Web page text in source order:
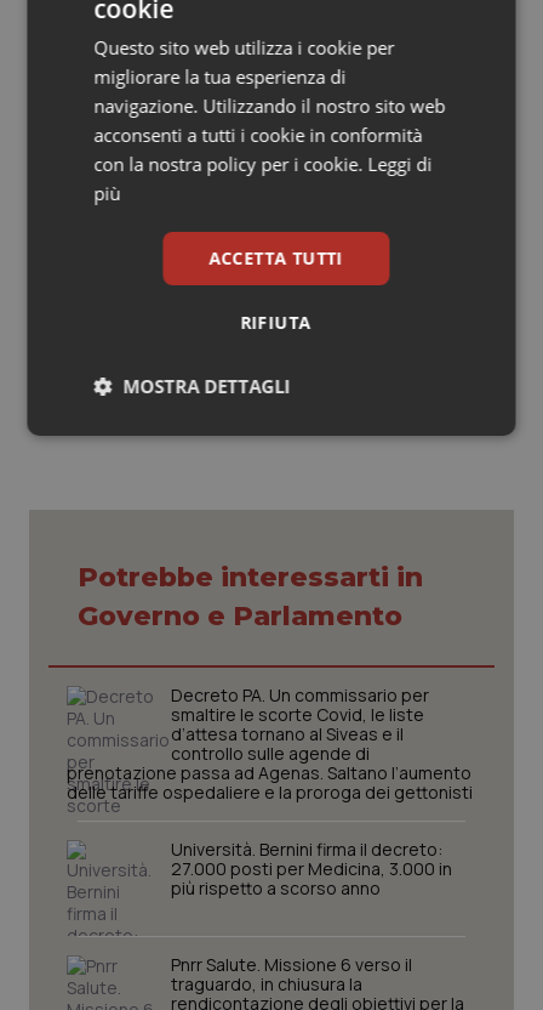
Disabilità
Sulla disabilità il governo non ha pensato ad un’azione
specifica “ma vogliamo dare una dimensione organica
agli interventi che si fanno in questi contesti”. Perché
realizzare “un piano di azione senza una
strumentazione in grado di rendere coerenti le azioni,
significa svuotare di significato, rendere sterile la
© Riproduzione riservata
Potrebbe interessarti in
Governo e Parlamento
Decreto PA. Un commissario per
smaltire le scorte Covid, le liste
d’attesa tornano al Siveas e il
controllo sulle agende di
prenotazione passa ad Agenas. Saltano l’aumento
delle tariffe ospedaliere e la proroga dei gettonisti
Università. Bernini firma il decreto:
27.000 posti per Medicina, 3.000 in
più rispetto a scorso anno
Pnrr Salute. Missione 6 verso il
traguardo, in chiusura la
rendicontazione degli obiettivi per la
cookie
Questo sito web utilizza i cookie per
migliorare la tua esperienza di
navigazione. Utilizzando il nostro sito web
acconsenti a tutti i cookie in conformità
con la nostra policy per i cookie. Leggi di
più
ACCETTA TUTTI
RIFIUTA
MOSTRA DETTAGLI
Necessari Statistici Marketing
Necessari Statistici Marketing
sito web abilitandone funzionalità di base quali la
navigazione sulle pagine e l'accesso alle aree
protette del sito. Il sito web non è in grado di
funzionare correttamente senza questi cookie.
Nome
Fornitore/Dominio
VISITOR_PRIVACY_METADATA
YouTube
.youtube.com